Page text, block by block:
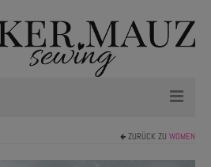
ZURÜCK ZU WOMEN